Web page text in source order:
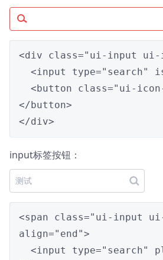
<div class="ui-input ui-
</button>
</div>
input标签按钮：
<span class="ui-input
align="end">